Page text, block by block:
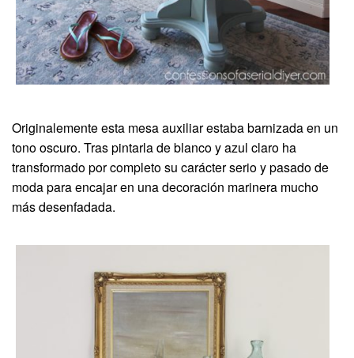
Originalemente esta mesa auxiliar estaba barnizada en un
tono oscuro. Tras pintarla de blanco y azul claro ha
transformado por completo su carácter serio y pasado de
moda para encajar en una decoración marinera mucho
más desenfadada.